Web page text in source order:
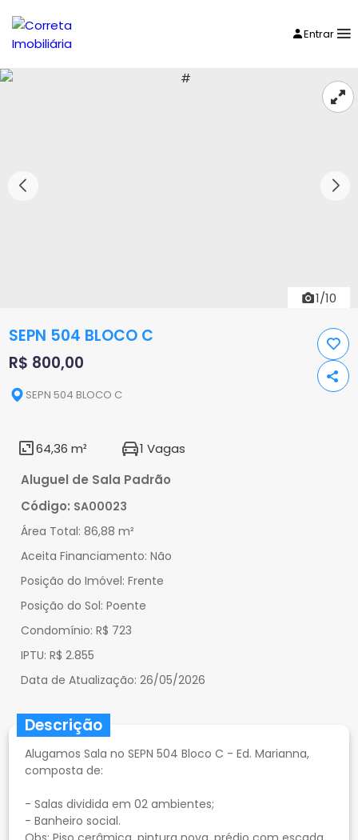
Entrar
1/10
SEPN 504 BLOCO C
R$ 800,00
SEPN 504 BLOCO C
64,36 m²
1 Vagas
Aluguel de Sala Padrão
Código: SA00023
Área Total: 86,88 m²
Aceita Financiamento: Não
Posição do Imóvel: Frente
Posição do Sol: Poente
Condomínio: R$ 723
IPTU: R$ 2.855
Data de Atualização: 26/05/2026
Descrição
Alugamos Sala no SEPN 504 Bloco C - Ed. Marianna,
composta de:
- Salas dividida em 02 ambientes;
- Banheiro social.